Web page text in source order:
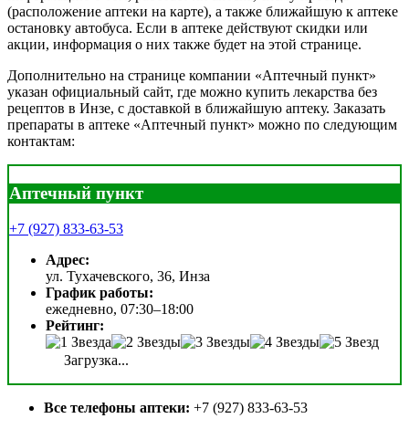
(расположение аптеки на карте), а также ближайшую к аптеке
остановку автобуса. Если в аптеке действуют скидки или
акции, информация о них также будет на этой странице.
Дополнительно на странице компании «Аптечный пункт»
указан официальный сайт, где можно купить лекарства без
рецептов в Инзе, с доставкой в ближайшую аптеку. Заказать
препараты в аптеке «Аптечный пункт» можно по следующим
контактам:
Аптечный пункт
+7 (927) 833-63-53
Адрес:
ул. Тухачевского, 36, Инза
График работы:
ежедневно, 07:30–18:00
Рейтинг:
Загрузка...
Все телефоны аптеки: +7 (927) 833-63-53